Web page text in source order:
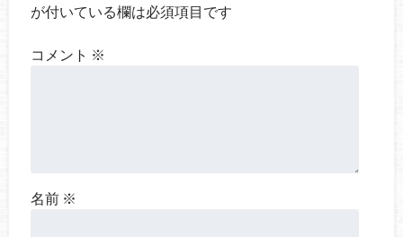
が付いている欄は必須項目です
コメント ※
名前 ※